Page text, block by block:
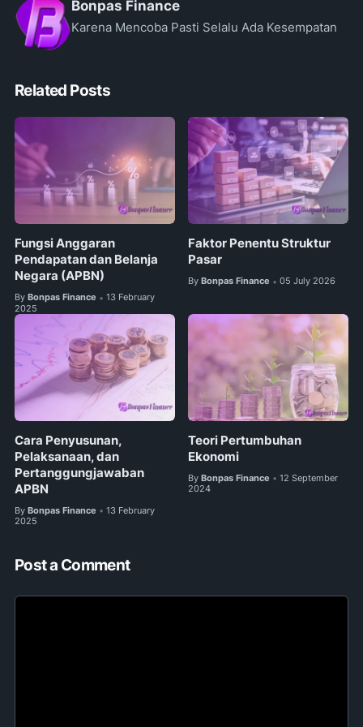
Bonpas Finance
Karena Mencoba Pasti Selalu Ada Kesempatan
Related Posts
Fungsi Anggaran
Pendapatan dan Belanja
Negara (APBN)
By Bonpas Finance • 13 February
2025
Faktor Penentu Struktur
Pasar
By Bonpas Finance • 05 July 2026
Cara Penyusunan,
Pelaksanaan, dan
Pertanggungjawaban
APBN
By Bonpas Finance • 13 February
2025
Teori Pertumbuhan
Ekonomi
By Bonpas Finance • 12 September
2024
Post a Comment